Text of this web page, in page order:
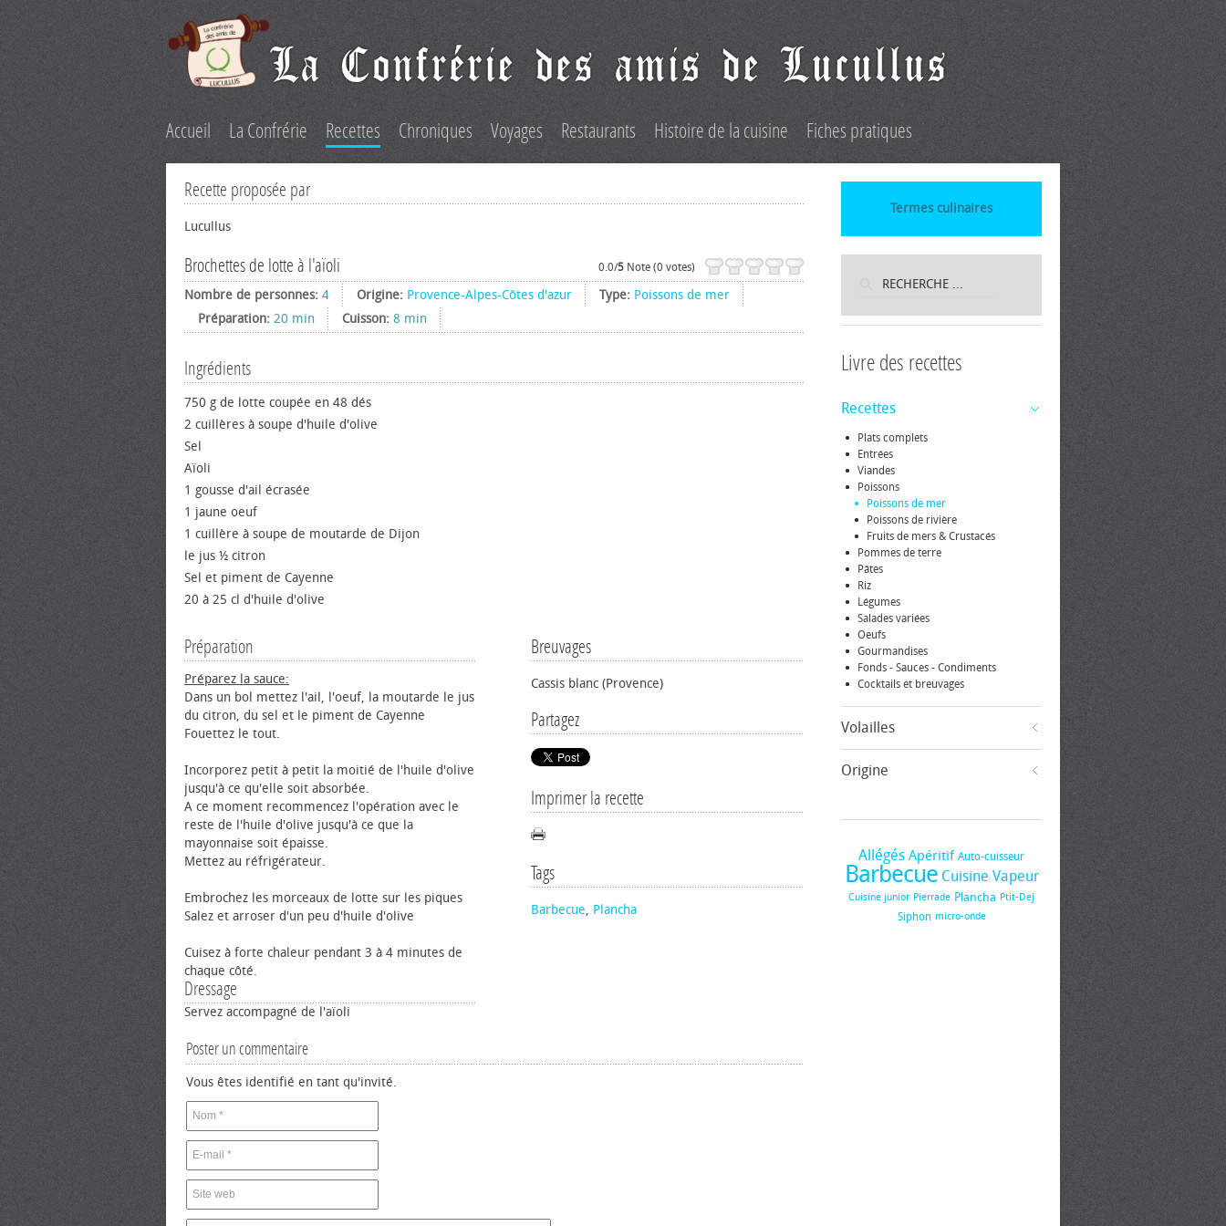
Accueil La Confrérie Recettes Chroniques Voyages Restaurants Histoire de la cuisine Fiches pratiques
Recette proposée par
Lucullus
Brochettes de lotte à l'aïoli 0.0/5 Note (0 votes)
Nombre de personnes: 4 Origine: Provence-Alpes-Côtes d'azur Type: Poissons de mer
Préparation: 20 min Cuisson: 8 min
Ingrédients
750 g de lotte coupée en 48 dés
2 cuillères à soupe d'huile d'olive
Sel
Aïoli
1 gousse d'ail écrasée
1 jaune œuf
1 cuillère à soupe de moutarde de Dijon
le jus ½ citron
Sel et piment de Cayenne
20 à 25 cl d'huile d'olive
Breuvages
Cassis blanc (Provence)
Partagez
Imprimer la recette
Tags
Barbecue, Plancha
Préparation
Préparez la sauce:
Dans un bol mettez l'ail, l'œuf, la moutarde le jus
du citron, du sel et le piment de Cayenne
Fouettez le tout.
Incorporez petit à petit la moitié de l'huile d'olive
jusqu'à ce qu'elle soit absorbée.
A ce moment recommencez l'opération avec le
reste de l'huile d'olive jusqu'à ce que la
mayonnaise soit épaisse.
Mettez au réfrigérateur.
Embrochez les morceaux de lotte sur les piques
Salez et arroser d'un peu d'huile d'olive
Cuisez à forte chaleur pendant 3 à 4 minutes de
chaque côté.
Dressage
Servez accompagné de l'aïoli
Poster un commentaire
Vous êtes identifié en tant qu'invité.
Termes culinaires
Livre des recettes
Recettes
Plats complets
Entrées
Viandes
Poissons
Poissons de mer
Poissons de rivière
Fruits de mers & Crustacés
Pommes de terre
Pâtes
Riz
Légumes
Salades variées
Oeufs
Gourmandises
Fonds - Sauces - Condiments
Cocktails et breuvages
Volailles
Origine
Allégés Apéritif Auto-cuisseur
Barbecue Cuisine Vapeur
Cuisine junior Pierrade Plancha Ptit-Dej
Siphon micro-onde